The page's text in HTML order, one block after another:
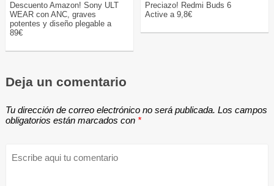
Descuento Amazon! Sony ULT
WEAR con ANC, graves
potentes y diseño plegable a
89€
Preciazo! Redmi Buds 6
Active a 9,8€
Deja un comentario
Tu dirección de correo electrónico no será publicada. Los campos
obligatorios están marcados con *